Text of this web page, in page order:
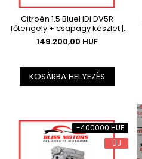
Citroën 1.5 BlueHDi DV5R
főtengely + csapágy készlet |
Berlingo C4 Cactus Dispatch , Az
ár az ÁFÁ-t nem tartalmazza.
149.200,00 HUF
KOSÁRBA HELYEZÉS
-400000 HUF
ÚJ